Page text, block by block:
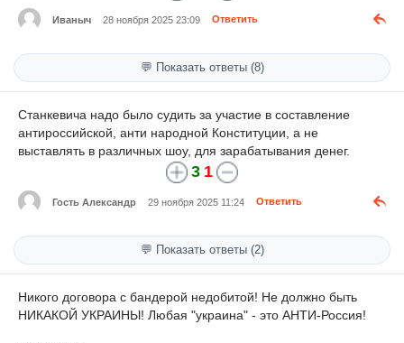
Иваныч 28 ноября 2025 23:09 Ответить
💬 Показать ответы (8)
Станкевича надо было судить за участие в составление
антироссийской, анти народной Конституции, а не
выставлять в различных шоу, для зарабатывания денег.
3 1
Гость Александр 29 ноября 2025 11:24 Ответить
💬 Показать ответы (2)
Никого договора с бандерой недобитой! Не должно быть
НИКАКОЙ УКРАИНЫ! Любая "украина" - это АНТИ-Россия!